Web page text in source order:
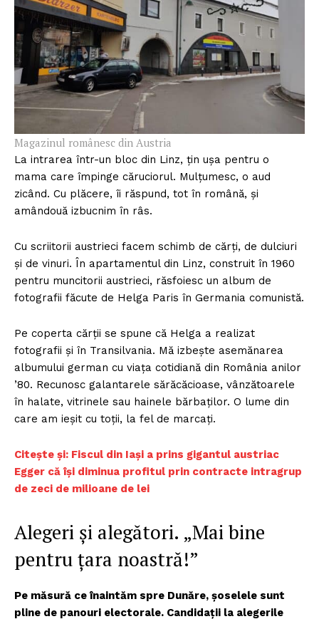
Magazinul românesc din Austria
La intrarea într-un bloc din Linz, țin ușa pentru o
mama care împinge căruciorul. Mulțumesc, o aud
zicând. Cu plăcere, îi răspund, tot în română, și
amândouă izbucnim în râs.
Cu scriitorii austrieci facem schimb de cărți, de dulciuri
și de vinuri. În apartamentul din Linz, construit în 1960
pentru muncitorii austrieci, răsfoiesc un album de
fotografii făcute de Helga Paris în Germania comunistă.
Pe coperta cărții se spune că Helga a realizat
fotografii și în Transilvania. Mă izbește asemănarea
albumului german cu viața cotidiană din România anilor
’80. Recunosc galantarele sărăcăcioase, vânzătoarele
în halate, vitrinele sau hainele bărbaților. O lume din
care am ieșit cu toții, la fel de marcați.
Citește și: Fiscul din Iași a prins gigantul austriac
Egger că își diminua profitul prin contracte intragrup
de zeci de milioane de lei
Alegeri și alegători. „Mai bine
pentru țara noastră!”
Pe măsură ce înaintăm spre Dunăre, șoselele sunt
pline de panouri electorale. Candidații la alegerile